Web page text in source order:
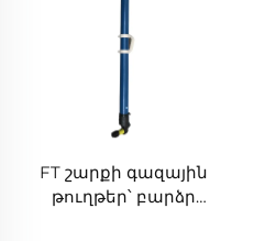
FT շարքի գազային
թուղթեր՝ բարձր